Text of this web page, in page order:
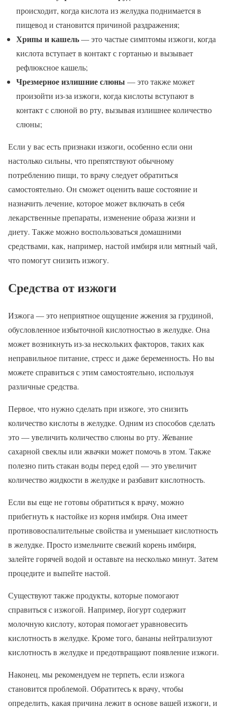
происходит, когда кислота из желудка поднимается в
пищевод и становится причиной раздражения;
Хрипы и кашель— это частые симптомы изжоги, когда
кислота вступает в контакт с гортанью и вызывает
рефлюксное кашель;
Чрезмерное излишние слюны — это также может
произойти из-за изжоги, когда кислоты вступают в
контакт с слюной во рту, вызывая излишнее количество
слюны;
Если у вас есть признаки изжоги, особенно если они
настолько сильны, что препятствуют обычному
потреблению пищи, то врачу следует обратиться
самостоятельно. Он сможет оценить ваше состояние и
назначить лечение, которое может включать в себя
лекарственные препараты, изменение образа жизни и
диету. Также можно воспользоваться домашними
средствами, как, например, настой имбиря или мятный чай,
что помогут снизить изжогу.
Средства от изжоги
Изжога — это неприятное ощущение жжения за грудиной,
обусловленное избыточной кислотностью в желудке. Она
может возникнуть из-за нескольких факторов, таких как
неправильное питание, стресс и даже беременность. Но вы
можете справиться с этим самостоятельно, используя
различные средства.
Первое, что нужно сделать при изжоге, это снизить
количество кислоты в желудке. Одним из способов сделать
это — увеличить количество слюны во рту. Жевание
сахарной свеклы или жвачки может помочь в этом. Также
полезно пить стакан воды перед едой — это увеличит
количество жидкости в желудке и разбавит кислотность.
Если вы еще не готовы обратиться к врачу, можно
прибегнуть к настойке из корня имбиря. Она имеет
противовоспалительные свойства и уменьшает кислотность
в желудке. Просто измельчите свежий корень имбиря,
залейте горячей водой и оставьте на несколько минут. Затем
процедите и выпейте настой.
Существуют также продукты, которые помогают
справиться с изжогой. Например, йогурт содержит
молочную кислоту, которая помогает уравновесить
кислотность в желудке. Кроме того, бананы нейтрализуют
кислотность в желудке и предотвращают появление изжоги.
Наконец, мы рекомендуем не терпеть, если изжога
становится проблемой. Обратитесь к врачу, чтобы
определить, какая причина лежит в основе вашей изжоги, и